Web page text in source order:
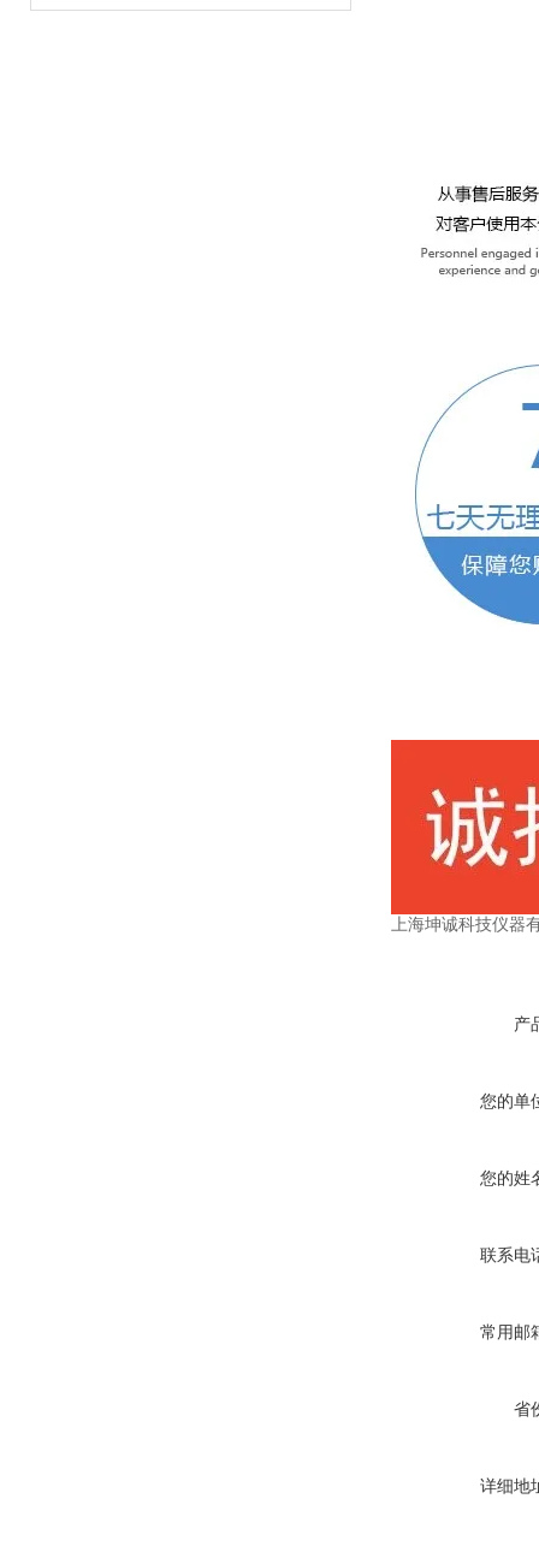
上海坤诚科技仪器
产
您的单
您的姓
联系电
常用邮
省
详细地